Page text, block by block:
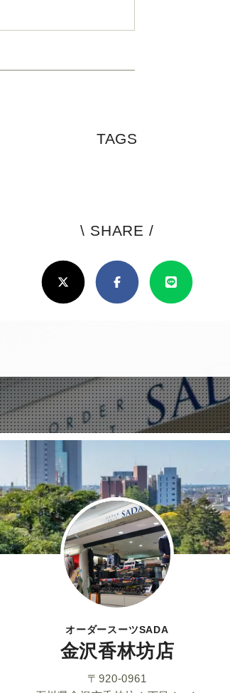
TAGS
\ SHARE /
ろ
し
け
シ
ェ
ア
し
て
く
だ
さ
X(Twitter)FacebookLine
オーダースーツSADA
金沢香林坊店
〒920-0961